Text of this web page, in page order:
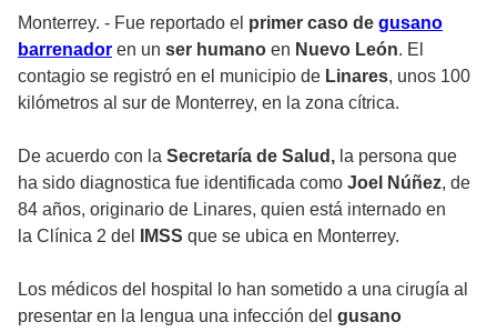
Monterrey. - Fue reportado el primer caso de gusano
barrenador en un ser humano en Nuevo León. El
contagio se registró en el municipio de Linares, unos 100
kilómetros al sur de Monterrey, en la zona cítrica.
De acuerdo con la Secretaría de Salud, la persona que
ha sido diagnostica fue identificada como Joel Núñez, de
84 años, originario de Linares, quien está internado en
la Clínica 2 del
IMSS que se ubica en Monterrey.
Los médicos del hospital lo han sometido a una cirugía al
presentar en la lengua una infección del gusano